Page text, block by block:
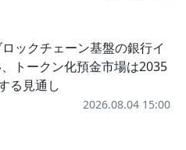
ックチェーン基盤の銀行イ
トークン化預金市場は2035
る見通し
2026.08.04 15:00